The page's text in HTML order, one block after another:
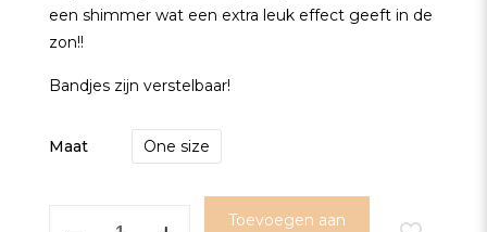
een shimmer wat een extra leuk effect geeft in de
zon!!
Bandjes zijn verstelbaar!
Maat One size
Toevoegen aan